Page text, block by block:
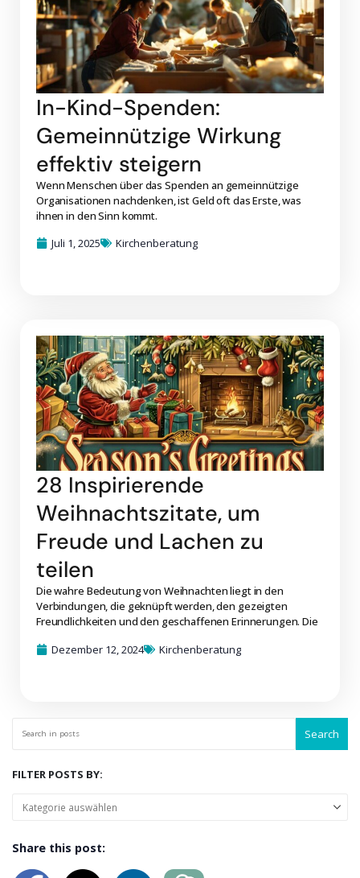
In-Kind-Spenden:
Gemeinnützige Wirkung
effektiv steigern
Wenn Menschen über das Spenden an gemeinnützige
Organisationen nachdenken, ist Geld oft das Erste, was
ihnen in den Sinn kommt.
Juli 1, 2025
Kirchenberatung
28 Inspirierende
Weihnachtszitate, um
Freude und Lachen zu
teilen
Die wahre Bedeutung von Weihnachten liegt in den
Verbindungen, die geknüpft werden, den gezeigten
Freundlichkeiten und den geschaffenen Erinnerungen. Die
Dezember 12, 2024
Kirchenberatung
Search
FILTER POSTS BY:
Share this post: